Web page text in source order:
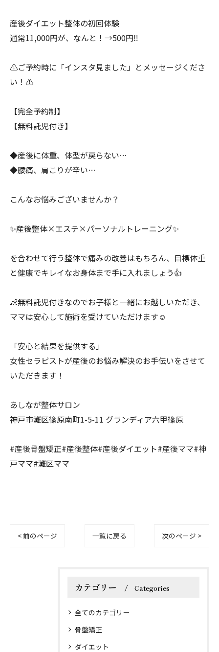
産後ダイエット整体の初回体験
通常11,000円が、なんと！→500円‼️
⚠️ご予約時に「インスタ見ました」とメッセージくださ
い！⚠️
【完全予約制】
【無料託児付き】
◆産後に体重、体型が戻らない…
◆腰痛、肩こりが辛い…
こんなお悩みございませんか？
✨産後整体×エステ×パーソナルトレーニング✨
を合わせて行う整体で痛みの改善はもちろん、目標体重
と健康でキレイなお身体まで手に入れましょう👍
👶無料託児付きなのでお子様と一緒にお越しいただき、
ママは安心して施術を受けていただけます☺️
「安心と結果を提供する」
女性セラピストが産後のお悩み解決のお手伝いをさせて
いただきます！
あしなが整体サロン
神戸市灘区篠原南町1-5-11 グランディア六甲篠原
#産後骨盤矯正#産後整体#産後ダイエット#産後ママ#神
戸ママ#灘区ママ
< 前のページ 一覧に戻る 次のページ >
カテゴリー Categories
全てのカテゴリー
骨盤矯正
ダイエット